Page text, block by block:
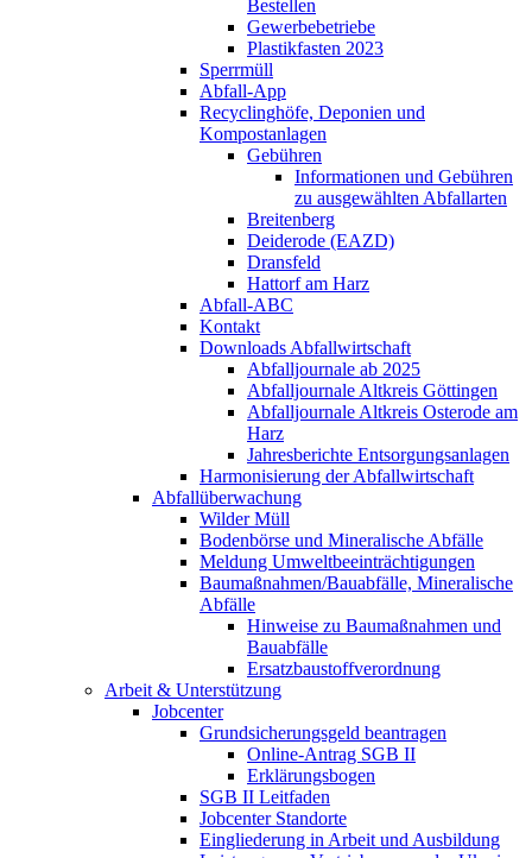
Bestellen
Gewerbebetriebe
Plastikfasten 2023
Sperrmüll
Abfall-App
Recyclinghöfe, Deponien und
Kompostanlagen
Gebühren
Informationen und Gebühren
zu ausgewählten Abfallarten
Breitenberg
Deiderode (EAZD)
Dransfeld
Hattorf am Harz
Abfall-ABC
Kontakt
Downloads Abfallwirtschaft
Abfalljournale ab 2025
Abfalljournale Altkreis Göttingen
Abfalljournale Altkreis Osterode am
Harz
Jahresberichte Entsorgungsanlagen
Harmonisierung der Abfallwirtschaft
Abfallüberwachung
Wilder Müll
Bodenbörse und Mineralische Abfälle
Meldung Umweltbeeinträchtigungen
Baumaßnahmen/Bauabfälle, Mineralische
Abfälle
Hinweise zu Baumaßnahmen und
Bauabfälle
Ersatzbaustoffverordnung
Arbeit & Unterstützung
Jobcenter
Grundsicherungsgeld beantragen
Online-Antrag SGB II
Erklärungsbogen
SGB II Leitfaden
Jobcenter Standorte
Eingliederung in Arbeit und Ausbildung